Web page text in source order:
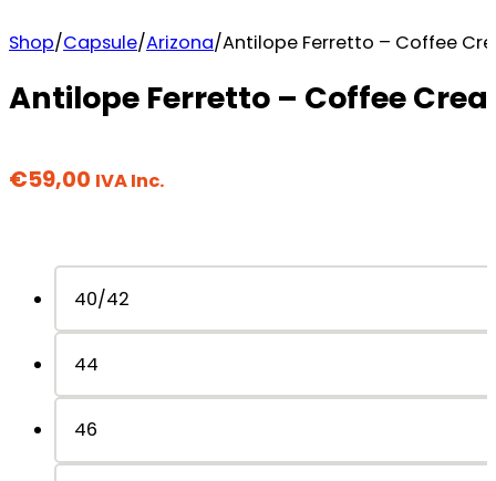
Shop/Capsule/Arizona/Antilope Ferretto – Coffee
Antilope Ferretto – Coffee
€59,00 IVA Inc.
40/42
44
46